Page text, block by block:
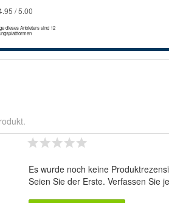
Es wurde noch keine
Seien Sie der Erste. Verfassen Sie